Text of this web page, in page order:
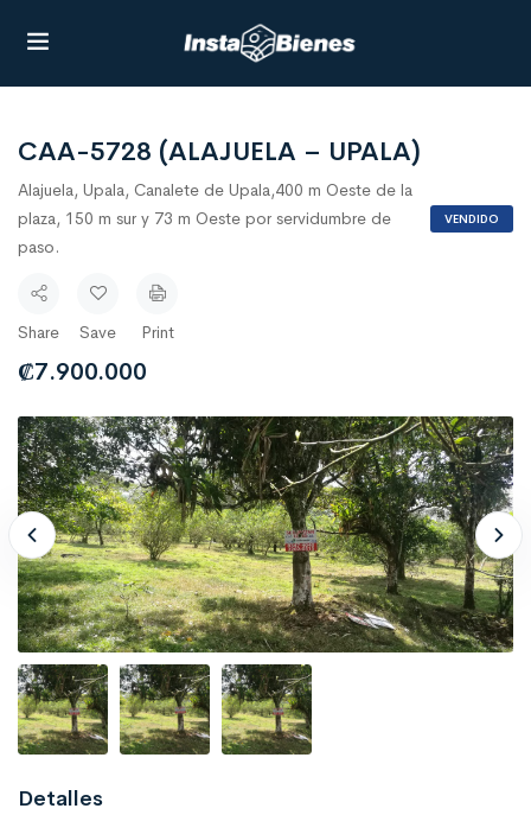
CAA-5728 (ALAJUELA – UPALA)
Alajuela, Upala, Canalete de Upala,400 m Oeste de la
plaza, 150 m sur y 73 m Oeste por servidumbre de
paso.
VENDIDO
Share Save Print
₡7.900.000
Detalles